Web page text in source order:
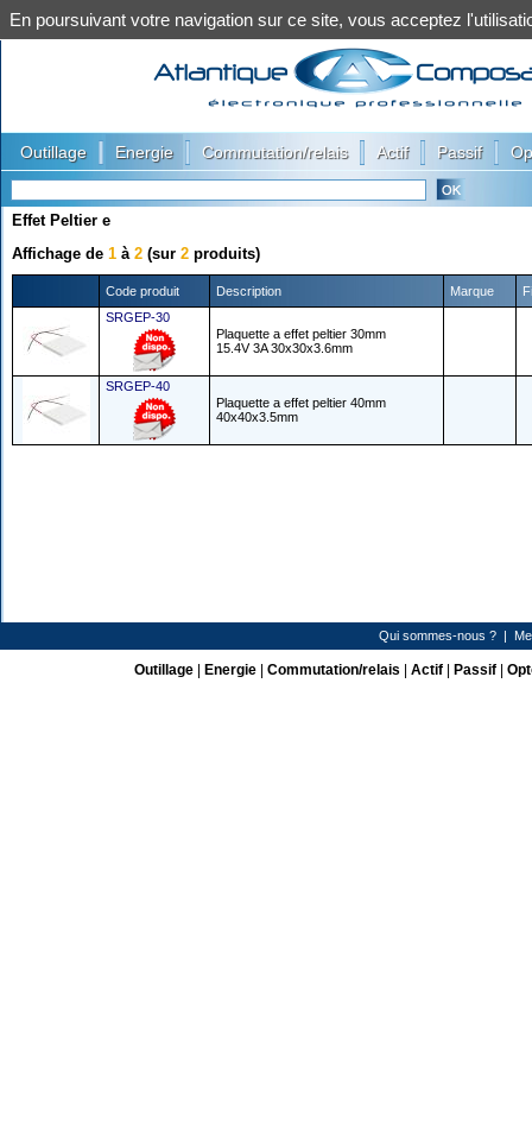
Outillage Energie Commutation/relais Actif Passif
Effet Peltier e
Affichage de 1 à 2 (sur 2 produits)
Code produit Description Marque
SRGEP-30
Plaquette a effet peltier 30mm
15.4V 3A 30x30x3.6mm
SRGEP-40
Plaquette a effet peltier 40mm
40x40x3.5mm
Qui sommes-nous ? |
Outillage| Energie| Commutation/relais Actif| Passif|
En poursuivant votre navigation sur ce site, vous acceptez